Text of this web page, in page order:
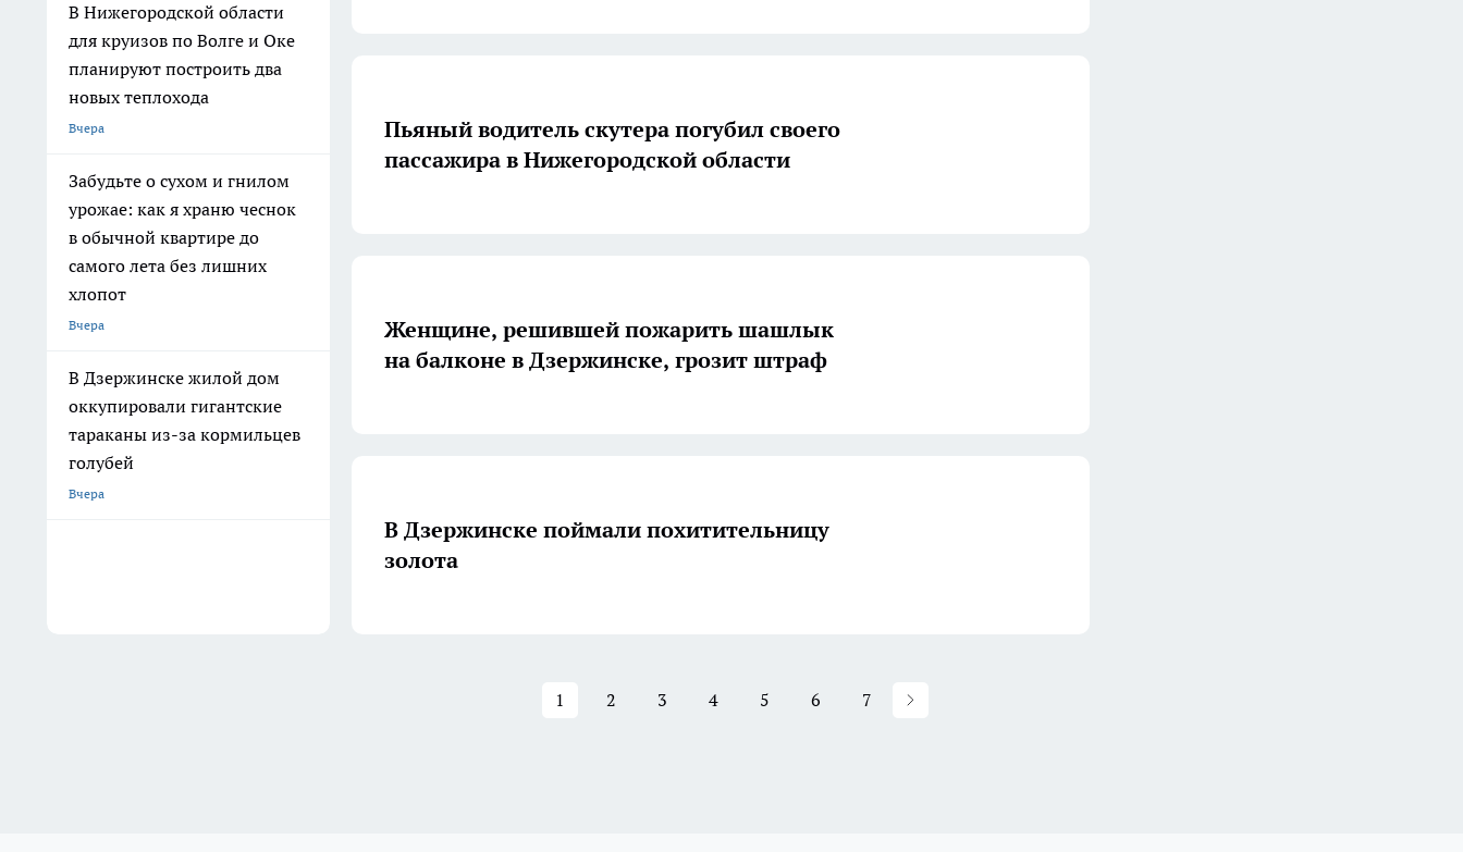
В Нижегородской области
для круизов по Волге и Оке
планируют построить два
новых теплохода
Вчера
Забудьте о сухом и гнилом
урожае: как я храню чеснок
в обычной квартире до
самого лета без лишних
хлопот
Вчера
В Дзержинске жилой дом
оккупировали гигантские
тараканы из-за кормильцев
голубей
Вчера
Пьяный водитель скутера погубил своего
пассажира в Нижегородской области
Женщине, решившей пожарить шашлык
на балконе в Дзержинске, грозит штраф
В Дзержинске поймали похитительницу
золота
1 2 3 4 5 6 7